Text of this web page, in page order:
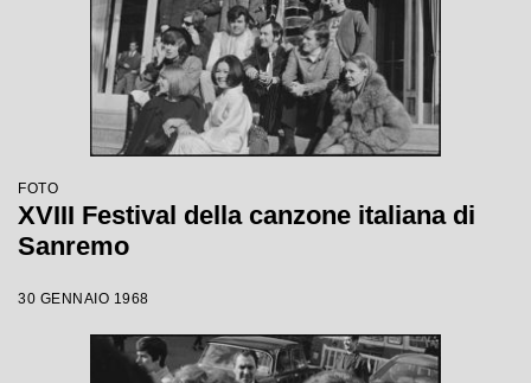
FOTO
XVIII Festival della canzone italiana di
Sanremo
30 GENNAIO 1968